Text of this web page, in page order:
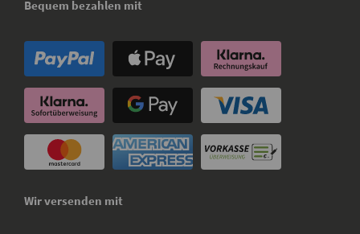
Bequem bezahlen mit
Wir versenden mit